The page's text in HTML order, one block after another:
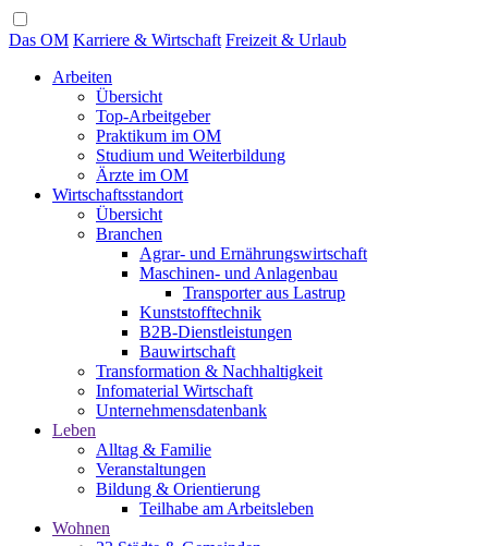
Das OM Karriere & Wirtschaft Freizeit & Urlaub
Arbeiten
Übersicht
Top-Arbeitgeber
Praktikum im OM
Studium und Weiterbildung
Ärzte im OM
Wirtschaftsstandort
Übersicht
Branchen
Agrar- und Ernährungswirtschaft
Maschinen- und Anlagenbau
Transporter aus Lastrup
Kunststofftechnik
B2B-Dienstleistungen
Bauwirtschaft
Transformation & Nachhaltigkeit
Infomaterial Wirtschaft
Unternehmensdatenbank
Leben
Alltag & Familie
Veranstaltungen
Bildung & Orientierung
Teilhabe am Arbeitsleben
Wohnen